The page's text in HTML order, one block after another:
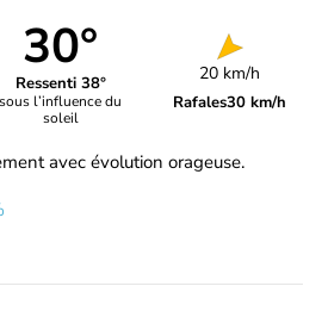
30°
Ressenti 38°
sous l’influence du
soleil
20 km/h
Rafales30 km/h
avec évolution orageuse.